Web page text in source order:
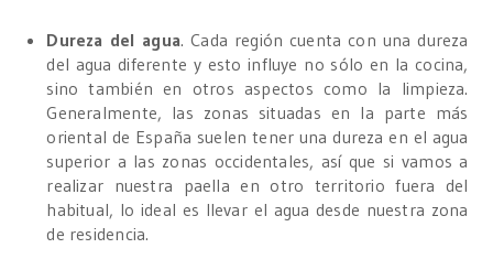
Dureza del agua. Cada región cuenta con una dureza
del agua diferente y esto influye no sólo en la cocina,
sino también en otros aspectos como la limpieza.
Generalmente, las zonas situadas en la parte más
oriental de España suelen tener una dureza en el agua
superior a las zonas occidentales, así que si vamos a
realizar nuestra paella en otro territorio fuera del
habitual, lo ideal es llevar el agua desde nuestra zona
de residencia.